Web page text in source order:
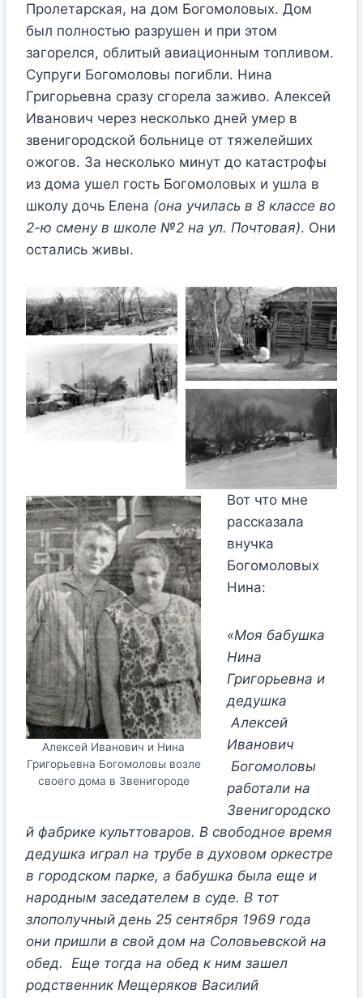
Пролетарская, на дом Богомоловых. Дом
был полностью разрушен и при этом
загорелся, облитый авиационным топливом.
Супруги Богомоловы погибли. Нина
Григорьевна сразу сгорела заживо. Алексей
Иванович через несколько дней умер в
звенигородской больнице от тяжелейших
ожогов. За несколько минут до катастрофы
из дома ушел гость Богомоловых и ушла в
школу дочь Елена (она училась в 8 классе во
2-ю смену в школе №2 на ул. Почтовая). Они
остались живы.
Алексей Иванович и Нина
Григорьевна Богомоловы возле
своего дома в Звенигороде
Вот что мне
рассказала
внучка
Богомоловых
Нина:
«Моя бабушка
Нина
Григорьевна и
дедушка
Алексей
Иванович
Богомоловы
работали на
Звенигородско
й фабрике культтоваров. В свободное время
дедушка играл на трубе в духовом оркестре
в городском парке, а бабушка была еще и
народным заседателем в суде. В тот
злополучный день 25 сентября 1969 года
они пришли в свой дом на Соловьевской на
обед. Еще тогда на обед к ним зашел
родственник Мещеряков Василий